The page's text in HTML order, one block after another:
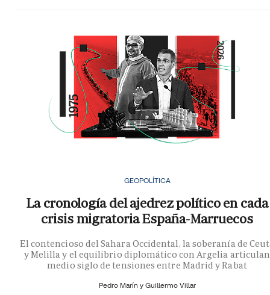
GEOPOLÍTICA
La cronología del ajedrez político en cada
crisis migratoria España-Marruecos
El contencioso del Sahara Occidental, la soberanía de
y Melilla y el equilibrio diplomático con Argelia articulan
medio siglo de tensiones entre Madrid y Rabat
Pedro Marín y Guillermo Villar